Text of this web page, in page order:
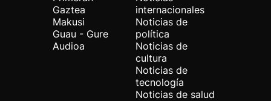
Gaztea
Makusi
Guau - Gure
Audioa
internacionales
Noticias de
política
Noticias de
cultura
Noticias de
tecnología
Noticias de salud